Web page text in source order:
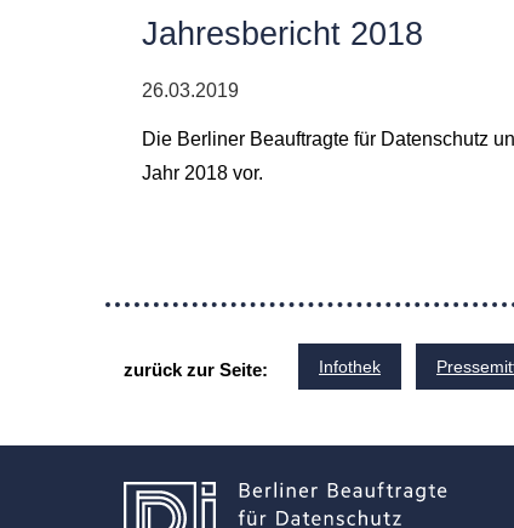
Jahresbericht 2018
26.03.2019
Die Berliner Beauftragte für Datenschutz
Jahr 2018 vor.
zurück zur Seite: Infothek